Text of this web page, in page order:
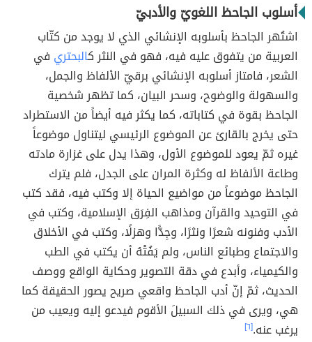
أسلوب الجاحظ اللغويّ والأدبيّ
اشتُهر الجاحظ بأسلوبه الإنشائي الذي لا يوجد من كتّاب
العربية من يتفوق عليه فيه، فهو في النثر كالبحتري في
الشعر، فامتاز أسلوبه الإنشائي برقيّ الألفاظ والجمل،
والسهولة والوضوح، وسحر البيان، كما تظهر شخصية
الجاحظ بقوة في كتاباته، كما يكثر فيه أيضاً من الاستطراد
حتى يخرج بالقارئ عن الموضوع الرئيسي ليتناول موضوعاً
غيره ثمّ يعود للموضوع الأول، وهذا يدل على غزارة مادته
وطاعة الألفاظ له وكثرة المران على الجدل، فلم يترك
الجاحظ موضوعاً من مواضيع الحياة إلا وكتب فيه، فقد كتب
في التوحيد والقرآن ومذاهب الفِرَق الإسلامية، وكتب في
الأدب وفنونه شعرًا ونثرًا، وجِدًّا وهزلًا، وكتب في الأخلاق
والاجتماع وطبائع الناس، ولم يَفُتْهُ أن يكتب في الطب
والكيمياء، وأبدع في دقة التصوير وحكاية الواقع ووصف
الحديث، ثمّ إنّ أدب الجاحظ واقعي صريح يصور الحقيقة كما
هي، ويرى في ذلك السبيلَ الأقوم فيدعو إليه ويعيب من
يرغب عنه.[٦]